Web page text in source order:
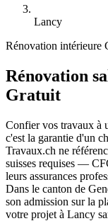
Lancy
Rénovation intérieure
Rénovation
Gratuit
Confier vos travaux à
c'est la garantie d'un
Travaux.ch ne
suisses requises —
leurs assurances
Dans le canton de
son admission sur la
votre projet à Lancy